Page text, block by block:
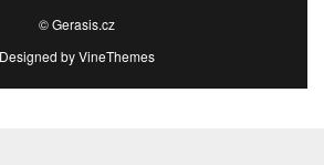
© Gerasis.cz
Designed byVineThemes